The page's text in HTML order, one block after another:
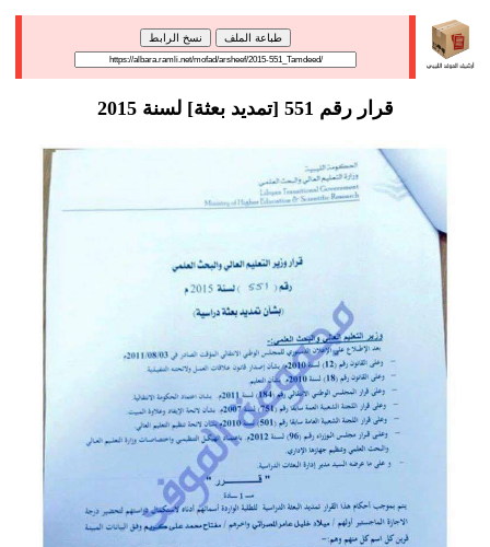
طباعة الملف نسخ الرابط
قرار رقم 551 [تمديد بعثة] لسنة 2015